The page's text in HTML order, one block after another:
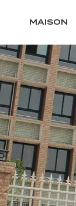
MAISON